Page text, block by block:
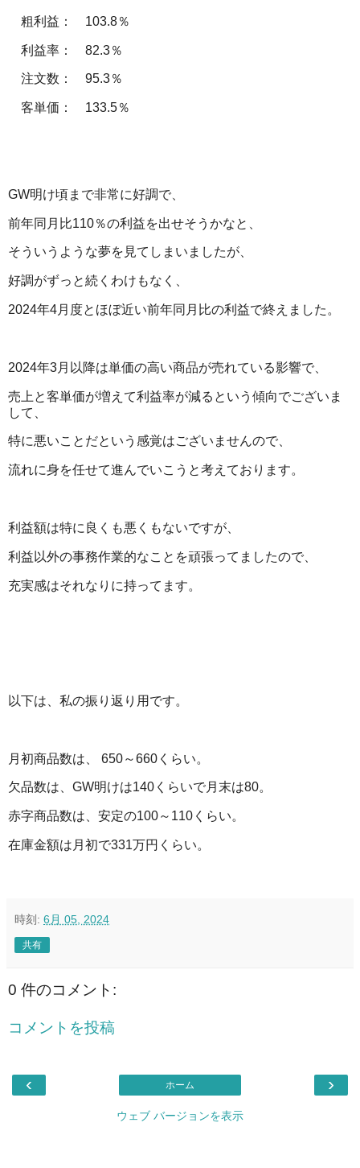
粗利益： 103.8％
利益率： 82.3％
注文数： 95.3％
客単価： 133.5％
GW明け頃まで非常に好調で、
前年同月比110％の利益を出せそうかなと、
そういうような夢を見てしまいましたが、
好調がずっと続くわけもなく、
2024年4月度とほぼ近い前年同月比の利益で終えました。
2024年3月以降は単価の高い商品が売れている影響で、
売上と客単価が増えて利益率が減るという傾向でございま
して、
特に悪いことだという感覚はございませんので、
流れに身を任せて進んでいこうと考えております。
利益額は特に良くも悪くもないですが、
利益以外の事務作業的なことを頑張ってましたので、
充実感はそれなりに持ってます。
以下は、私の振り返り用です。
月初商品数は、 650～660くらい。
欠品数は、GW明けは140くらいで月末は80。
赤字商品数は、安定の100～110くらい。
在庫金額は月初で331万円くらい。
時刻: 6月 05, 2024
共有
0 件のコメント:
コメントを投稿
‹ ›
ホーム
ウェブ バージョンを表示